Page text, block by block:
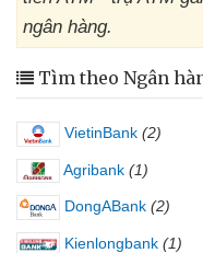
ngân hàng.
Tìm theo Ngân
VietinBank (2)
Agribank (1)
DongABank (2)
Kienlongbank (1)